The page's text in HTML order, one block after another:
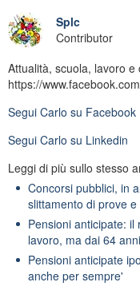
Splc
Contributor
Attualità, scuola, lavoro
https://
Segui Carlo su Facebook
Segui Carlo su Linkedin
Leggi di più sullo stesso
Concorsi pubblici, in
slittamento di prove e
Pensioni anticipate:
lavoro, ma dai 64 anni
Pensioni anticipate
anche per sempre'